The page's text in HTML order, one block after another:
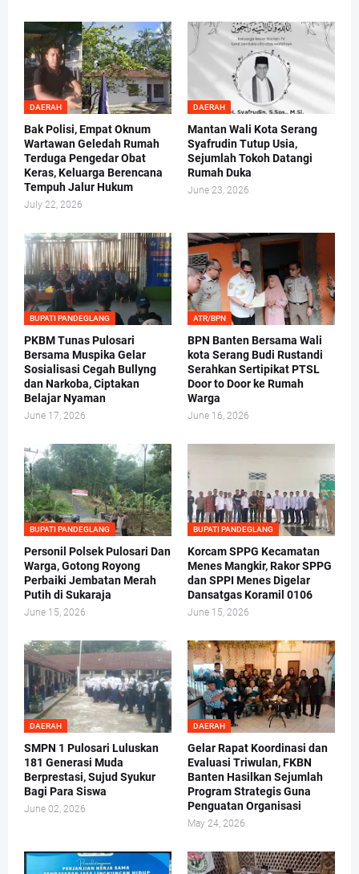
DAERAH
Bak Polisi, Empat Oknum
Wartawan Geledah Rumah
Terduga Pengedar Obat
Keras, Keluarga Berencana
Tempuh Jalur Hukum
July 22, 2026
DAERAH
Mantan Wali Kota Serang
Syafrudin Tutup Usia,
Sejumlah Tokoh Datangi
Rumah Duka
June 23, 2026
BUPATI PANDEGLANG
PKBM Tunas Pulosari
Bersama Muspika Gelar
Sosialisasi Cegah Bullyng
dan Narkoba, Ciptakan
Belajar Nyaman
June 17, 2026
ATR/BPN
BPN Banten Bersama Wali
kota Serang Budi Rustandi
Serahkan Sertipikat PTSL
Door to Door ke Rumah
Warga
June 16, 2026
BUPATI PANDEGLANG
Personil Polsek Pulosari Dan
Warga, Gotong Royong
Perbaiki Jembatan Merah
Putih di Sukaraja
June 15, 2026
BUPATI PANDEGLANG
Korcam SPPG Kecamatan
Menes Mangkir, Rakor SPPG
dan SPPI Menes Digelar
Dansatgas Koramil 0106
June 15, 2026
DAERAH
SMPN 1 Pulosari Luluskan
181 Generasi Muda
Berprestasi, Sujud Syukur
Bagi Para Siswa
June 02, 2026
DAERAH
Gelar Rapat Koordinasi dan
Evaluasi Triwulan, FKBN
Banten Hasilkan Sejumlah
Program Strategis Guna
Penguatan Organisasi
May 24, 2026